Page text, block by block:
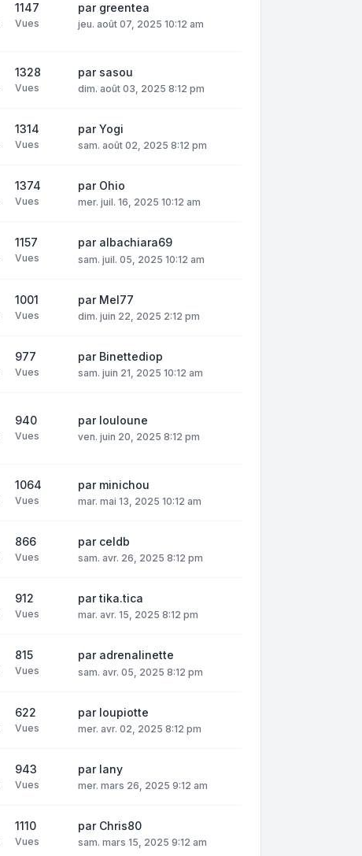
1147
Vues
par greentea
jeu. août 07, 2025 10:12 am
1328
Vues
par sasou
dim. août 03, 2025 8:12 pm
1314
Vues
parYogi
sam. août 02, 2025 8:12 pm
1374
Vues
par Ohio
mer. juil. 16, 2025 10:12 am
1157
Vues
par albachiara69
sam. juil. 05, 2025 10:12 am
1001
Vues
par Mel77
dim. juin 22, 2025 2:12 pm
977
Vues
par Binettediop
sam. juin 21, 2025 10:12 am
940
Vues
par louloune
ven. juin 20, 2025 8:12 pm
1064
Vues
par minichou
mar. mai 13, 2025 10:12 am
866
Vues
par celdb
sam. avr. 26, 2025 8:12 pm
912
Vues
partika.tica
mar. avr. 15, 2025 8:12 pm
815
Vues
par adrenalinette
sam. avr. 05, 2025 8:12 pm
622
Vues
par loupiotte
mer. avr. 02, 2025 8:12 pm
943
Vues
par lany
mer. mars 26, 2025 9:12 am
1110
Vues
par Chris80
sam. mars 15, 2025 9:12 am